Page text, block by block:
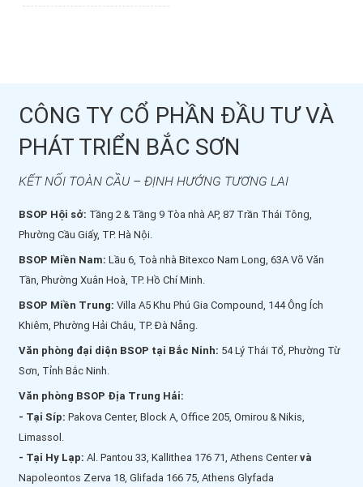
CÔNG TY CỔ PHẦN ĐẦU TƯ VÀ
PHÁT TRIỂN BẮC SƠN
KẾT NỐI TOÀN CẦU – ĐỊNH HƯỚNG TƯƠNG LAI
BSOP Hội sở: Tầng 2 & Tầng 9 Tòa nhà AP, 87 Trần Thái Tông,
Phường Cầu Giấy, TP. Hà Nội.
BSOP Miền Nam: Lầu 6, Toà nhà Bitexco Nam Long, 63A Võ Văn
Tần, Phường Xuân Hoà, TP. Hồ Chí Minh.
BSOP Miền Trung: Villa A5 Khu Phú Gia Compound, 144 Ông Ích
Khiêm, Phường Hải Châu, TP. Đà Nẵng.
Văn phòng đại diện BSOP tại Bắc Ninh: 54 Lý Thái Tổ, Phường Từ
Sơn, Tỉnh Bắc Ninh.
Văn phòng BSOP Địa Trung Hải:
- Tại Síp: Pakova Center, Block A, Office 205, Omirou & Nikis,
Limassol.
- Tại Hy Lạp: Al. Pantou 33, Kallithea 176 71, Athens Centervà
Napoleontos Zerva 18, Glifada 166 75, Athens Glyfada